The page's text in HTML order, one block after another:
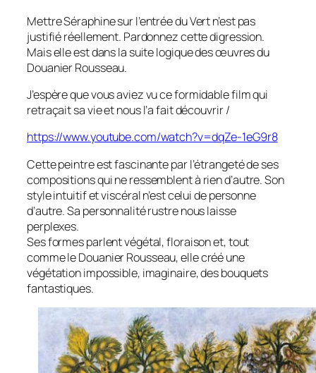
Mettre Séraphine sur l’entrée du Vert n’est pas
justifié réellement. Pardonnez cette digression.
Mais elle est dans la suite logique des œuvres du
Douanier Rousseau.
J’espère que vous aviez vu ce formidable film qui
retraçait sa vie et nous l’a fait découvrir /
https://www.youtube.com/watch?v=dqZe-1eG9r8
Cette peintre est fascinante par l’étrangeté de ses
compositions qui ne ressemblent à rien d’autre. Son
style intuitif et viscéral n’est celui de personne
d’autre. Sa personnalité rustre nous laisse
perplexes.
Ses formes parlent végétal, floraison et, tout
comme le Douanier Rousseau, elle créé une
végétation impossible, imaginaire, des bouquets
fantastiques.